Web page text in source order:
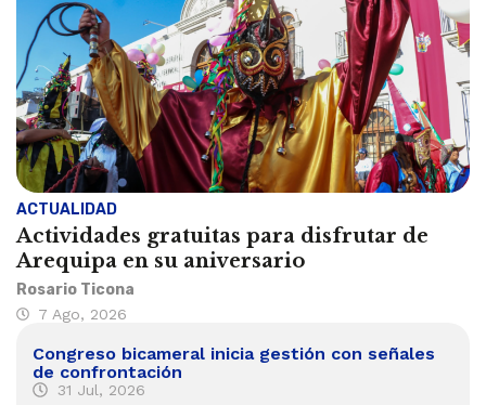
ACTUALIDAD
Actividades gratuitas para disfrutar de
Arequipa en su aniversario
Rosario Ticona
7 Ago, 2026
Congreso bicameral inicia gestión con señales
de confrontación
31 Jul, 2026